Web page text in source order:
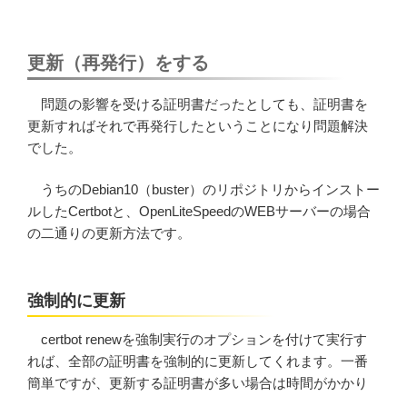
更新（再発行）をする
問題の影響を受ける証明書だったとしても、証明書を
更新すればそれで再発行したということになり問題解決
でした。
うちのDebian10（buster）のリポジトリからインストー
ルしたCertbotと、OpenLiteSpeedのWEBサーバーの場合
の二通りの更新方法です。
強制的に更新
certbot renewを強制実行のオプションを付けて実行す
れば、全部の証明書を強制的に更新してくれます。一番
簡単ですが、更新する証明書が多い場合は時間がかかり